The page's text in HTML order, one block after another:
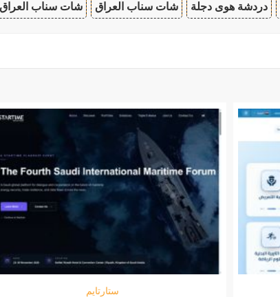
دردشة هوى دجلة شات سناب العراق شات سناب العراق
جامعة المعارف